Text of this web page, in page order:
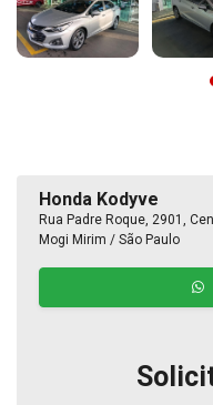
Honda Kodyve
Rua Padre Roque, 2901,
Mogi Mirim / São Paulo